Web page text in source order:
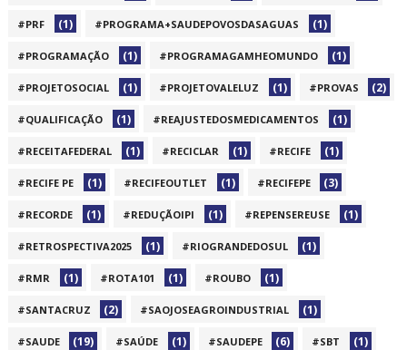
#PRF (1) #PROGRAMA+SAUDEPOVOSDASAGUAS (1)
#PROGRAMAÇÃO (1) #PROGRAMAGAMHEOMUNDO (1)
#PROJETOSOCIAL (1) #PROJETOVALELUZ (1) #PROVAS (2)
#QUALIFICAÇÃO (1) #REAJUSTEDOSMEDICAMENTOS (1)
#RECEITAFEDERAL (1) #RECICLAR (1) #RECIFE (1)
#RECIFE PE (1) #RECIFEOUTLET (1) #RECIFEPE (3)
#RECORDE (1) #REDUÇÃOIPI (1) #REPENSEREUSE (1)
#RETROSPECTIVA2025 (1) #RIOGRANDEDOSUL (1)
#RMR (1) #ROTA101 (1) #ROUBO (1)
#SANTACRUZ (2) #SAOJOSEAGROINDUSTRIAL (1)
#SAUDE (19) #SAÚDE (1) #SAUDEPE (6) #SBT (1)